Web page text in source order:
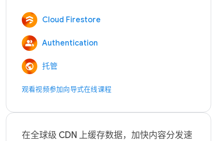
Cloud Firestore
Authentication
托管
观看视频参加向导式在线课程
在全球级 CDN 上缓存数据，加快内容分发速